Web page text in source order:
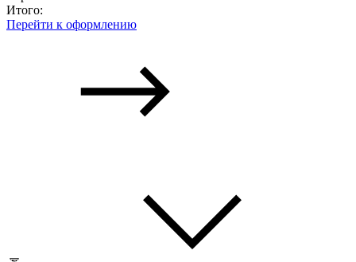
Итого:
Перейти к оформлению